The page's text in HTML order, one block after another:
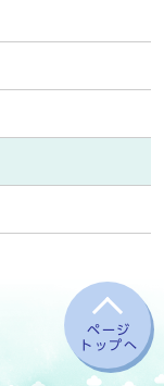
ページ
トップへ